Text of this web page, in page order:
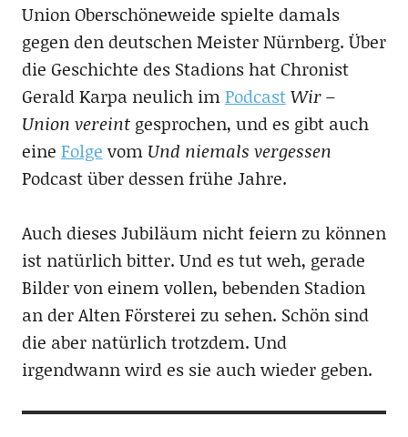
Union Oberschöneweide spielte damals
gegen den deutschen Meister Nürnberg. Über
die Geschichte des Stadions hat Chronist
Gerald Karpa neulich imPodcastWir –
Union vereintgesprochen, und es gibt auch
eine Folge vom Und niemals vergessen
Podcast über dessen frühe Jahre.
Auch dieses Jubiläum nicht feiern zu können
ist natürlich bitter. Und es tut weh, gerade
Bilder von einem vollen, bebenden Stadion
an der Alten Försterei zu sehen. Schön sind
die aber natürlich trotzdem. Und
irgendwann wird es sie auch wieder geben.